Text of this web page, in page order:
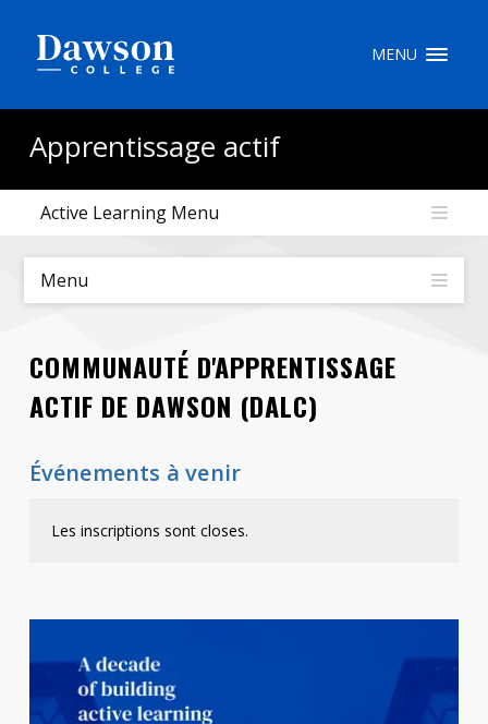
MENU
Apprentissage actif
Active Learning Menu
Menu
COMMUNAUTÉ D'APPRENTISSAGE
ACTIF DE DAWSON (DALC)
Événements à venir
Les inscriptions sont closes.
Comment postuler
Carrières
Liens rapides